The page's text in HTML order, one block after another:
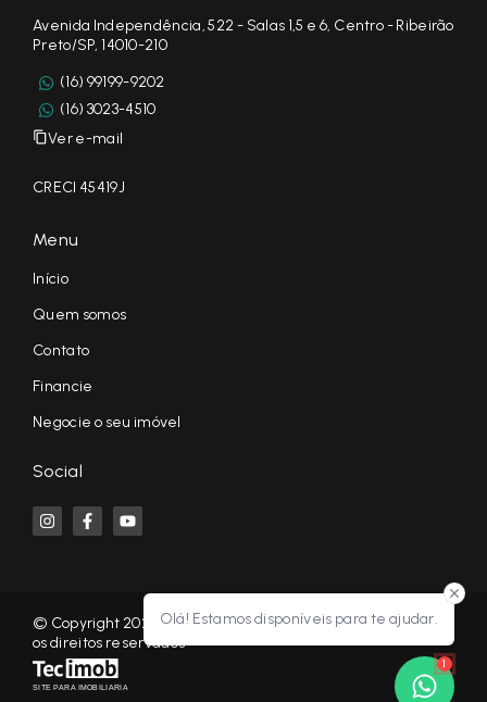
Olá! Estamos disponíveis para te ajudar.
1
Avenida Independência, 522 - Salas 1,5 e 6, Centro - Ribeirão
Preto/SP, 14010-210
(16) 99199-9202
(16) 3023-4510
Ver e-mail
CRECI 45419J
Menu
Início
Quem somos
Contato
Financie
Negocie o seu imóvel
Social
© Copyright 2026 - KF NEGÓCIOS IMOBILIÁRIOS RP - Todos
os direitos reservados
SITE PARA IMOBILIARIA